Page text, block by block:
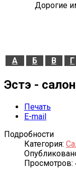
Дорогие
А Б В Г
Эстэ -
Печать
E-mail
Подробности
Категория:
Просмотров: